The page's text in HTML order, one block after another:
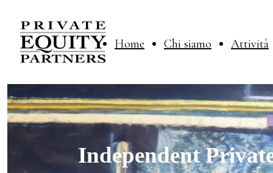
Home Chi siamo Attività
Independent